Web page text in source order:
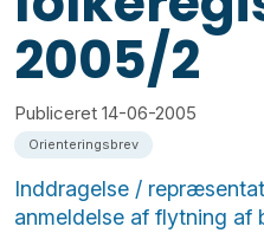
2005/2
Publiceret 14-06-2005
Orienteringsbrev
Inddragelse /
anmeldelse af flytning af